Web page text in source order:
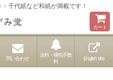
千代紙など和紙が満載です！
カート
問い合わせ
送料・梱包手数
料
English site